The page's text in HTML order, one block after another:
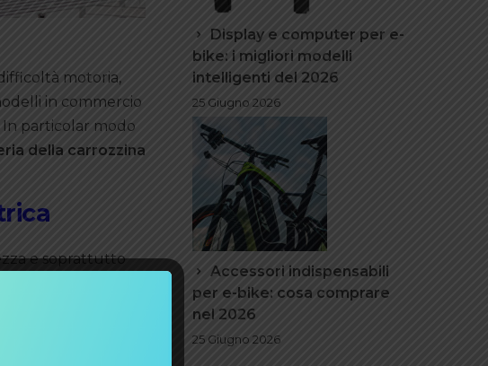
motoria,
in commercio
particolar modo
della carrozzina
e soprattutto
di esalazioni
elettrici che
persona non sia
Display e computer per e-
bike: i migliori modelli
intelligenti del 2026
25 Giugno 2026
Accessori indispensabili
per e-bike: cosa comprare
nel 2026
25 Giugno 2026